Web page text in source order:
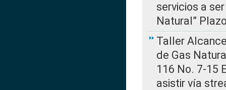
servicios a
Natural”
Taller
de Gas
116 No. 7-15
asistir vía